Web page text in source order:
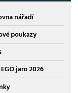
nářadí
poukazy
jaro 2026